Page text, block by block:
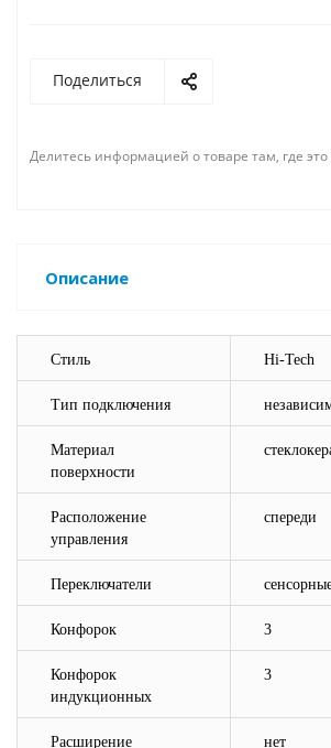
Поделиться
Делитесь информацией о товаре там, где
Описание
Стиль Hi-Tech
Тип подключения
Материал
поверхности
Расположение
управления
спереди
Переключатели
Конфорок 3
Конфорок
индукционных
3
Расширение нет